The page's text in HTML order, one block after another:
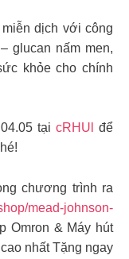
dịch với công
glucan nấm men,
khỏe cho chính
tại cRHUl
để
chương trình ra
mead-johnson-
Omron & Máy hút
nhất Tặng ngay